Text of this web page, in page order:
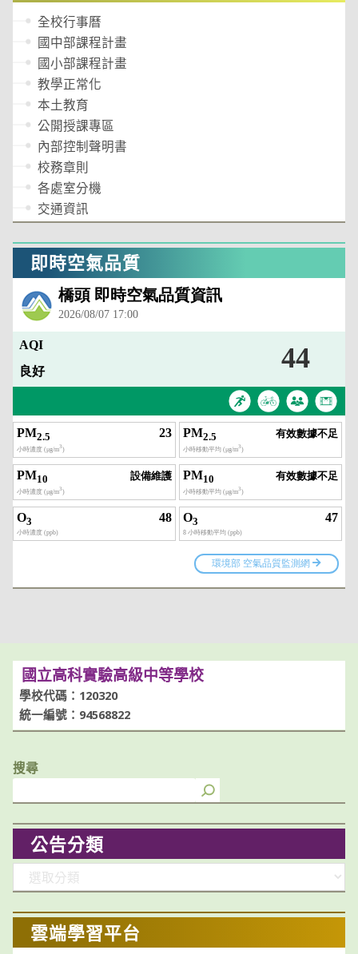
全校行事曆
國中部課程計畫
國小部課程計畫
教學正常化
本土教育
公開授課專區
內部控制聲明書
校務章則
各處室分機
交通資訊
即時空氣品質
國立高科實驗高級中等學校
學校代碼：120320
統一編號：94568822
搜尋
公告分類
類
雲端學習平台